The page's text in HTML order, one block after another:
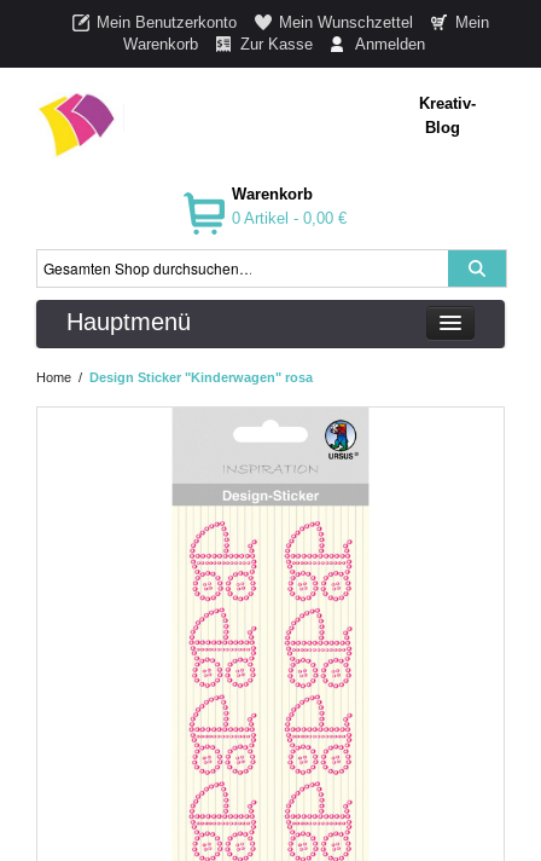
Mein Benutzerkonto Mein Wunschzettel
Mein
Warenkorb
Zur Kasse Anmelden
Kreativ-
Blog
Warenkorb
0 Artikel - 0,00 €
Hauptmenü
Home / Design Sticker "Kinderwagen" rosa